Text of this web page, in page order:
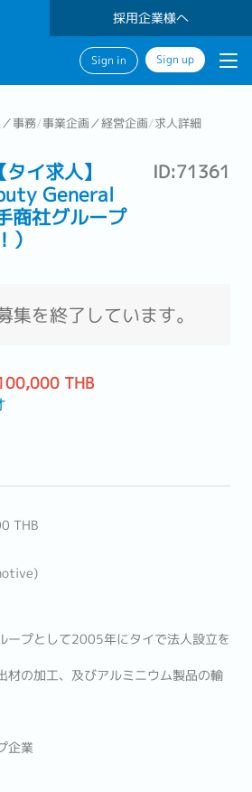
採用企業様へ
Sign in Sign up
事務/事業企画／経営企画/求人詳細
イ求人】
General
商社グループ
）
ID:71361
集を終了しています。
THB
THB
ープとして2005年にタイで法人設立を
材の加工、及びアルミニウム製品の輸
企業